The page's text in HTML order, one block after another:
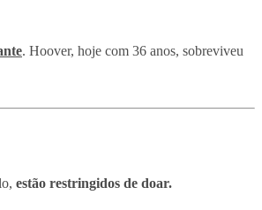
. Hoover, hoje com 36 anos, sobreviveu
estão restringidos de doar.